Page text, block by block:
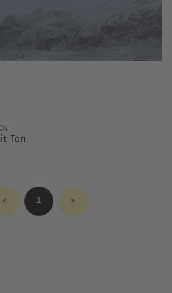
Ton
< 1 >